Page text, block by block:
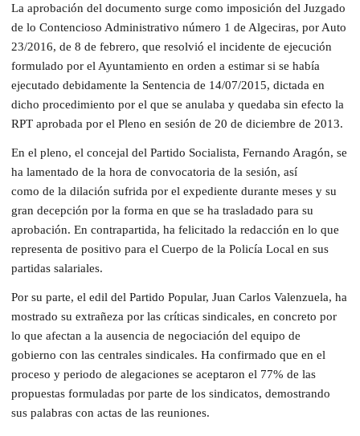
La aprobación del documento surge como imposición del Juzgado
de lo Contencioso Administrativo número 1 de Algeciras, por Auto
23/2016, de 8 de febrero, que resolvió el incidente de ejecución
formulado por el Ayuntamiento en orden a estimar si se había
ejecutado debidamente la Sentencia de 14/07/2015, dictada en
dicho procedimiento por el que se anulaba y quedaba sin efecto la
RPT aprobada por el Pleno en sesión de 20 de diciembre de 2013.
En el pleno, el concejal del Partido Socialista, Fernando Aragón, se
ha lamentado de la hora de convocatoria de la sesión, así
como de la dilación sufrida por el expediente durante meses y su
gran decepción por la forma en que se ha trasladado para su
aprobación. En contrapartida, ha felicitado la redacción en lo que
representa de positivo para el Cuerpo de la Policía Local en sus
partidas salariales.
Por su parte, el edil del Partido Popular, Juan Carlos Valenzuela, ha
mostrado su extrañeza por las críticas sindicales, en concreto por
lo que afectan a la ausencia de negociación del equipo de
gobierno con las centrales sindicales. Ha confirmado que en el
proceso y periodo de alegaciones se aceptaron el 77% de las
propuestas formuladas por parte de los sindicatos, demostrando
sus palabras con actas de las reuniones.